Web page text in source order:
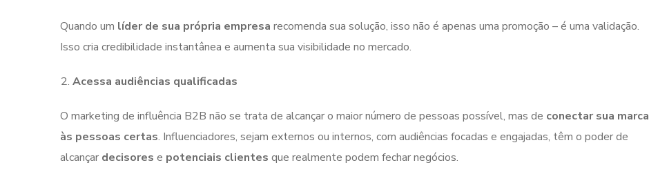
Quando um líder de sua própria empresa recomenda sua solução, isso não é apenas uma promoção – é uma validação.
Isso cria credibilidade instantânea e aumenta sua visibilidade no mercado.
Acessa audiências qualificadas
O marketing de influência B2B não se trata de alcançar o maior número de pessoas possível, mas de conectar sua marca
às pessoas certas. Influenciadores, sejam externos ou internos, com audiências focadas e engajadas, têm o poder de
alcançar decisores e potenciais clientes que realmente podem fechar negócios.